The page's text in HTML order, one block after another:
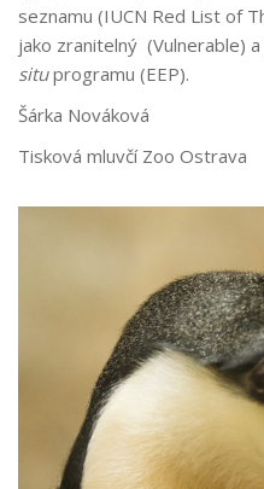
seznamu (IUCN Red List of
jako zranitelný (Vulnerable)
situprogramu (EEP).
Šárka Nováková
Tisková mluvčí Zoo Ostrava